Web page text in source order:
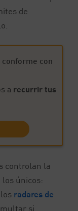
de
conforme con
a recurrir tus
controlan la
los únicos:
radares de
multar si